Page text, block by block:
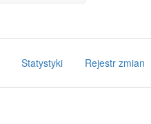
Statystyki Rejestr zmian